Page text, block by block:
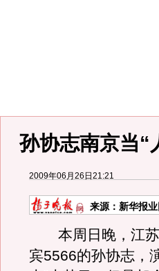
孙协志南京当“
2009年06月26日21:21
来源： 新华报
本周日晚，江苏
宾5566的孙协志，